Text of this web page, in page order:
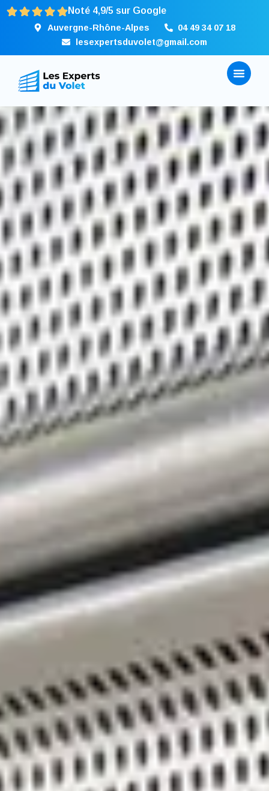
Noté 4,9/5 sur Google
Auvergne-Rhône-Alpes
04 49 34 07 18
lesexpertsduvolet@gmail.com